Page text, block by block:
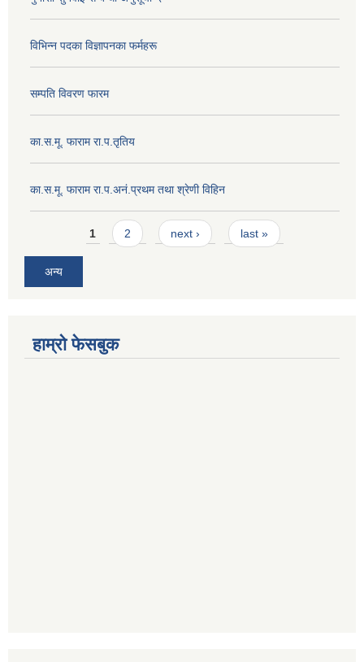
विभिन्न पदका विज्ञापनका फर्महरू
सम्पति विवरण फारम
का.स.मू. फाराम रा.प.तृतिय
का.स.मू. फाराम रा.प.अनं.प्रथम तथा श्रेणी विहिन
Pages1 2 next › last »
अन्य
हाम्रो फेसबुक